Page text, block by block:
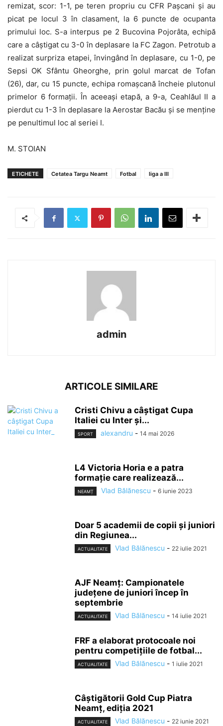
remizat, scor: 1-1, pe teren propriu cu CFR Pașcani și au
picat pe locul 3 în clasament, la 6 puncte de ocupanta
primului loc. S-a interpus pe 2 Bucovina Pojorâta, echipă
care a câștigat cu 3-0 în deplasare la FC Zagon. Petrotub a
realizat surpriza etapei, învingând în deplasare, cu 1-0, pe
Sepsi OK Sfântu Gheorghe, prin golul marcat de Tofan
(26), dar, cu 15 puncte, echipa romașcană încheie plutonul
primelor 6 formații. În aceeași etapă, a 9-a, Ceahlăul II a
pierdut cu 1-3 în deplasare la Aerostar Bacău și se menține
pe penultimul loc al seriei I.
M. STOIAN
ETICHETE Cetatea Targu Neamt Fotbal liga a III
admin
ARTICOLE SIMILARE
Cristi Chivu a câștigat Cupa
Italiei cu Inter și...
SPORT alexandru - 14 mai 2026
L4 Victoria Horia e a patra
formaţie care realizează...
NEAMȚ Vlad Bălănescu - 6 iunie 2023
Doar 5 academii de copii şi juniori
din Regiunea...
ACTUALITATE Vlad Bălănescu - 22 iulie 2021
AJF Neamţ: Campionatele
judeţene de juniori încep în
septembrie
ACTUALITATE Vlad Bălănescu - 14 iulie 2021
FRF a elaborat protocoale noi
pentru competițiile de fotbal...
ACTUALITATE Vlad Bălănescu - 1 iulie 2021
Câştigătorii Gold Cup Piatra
Neamţ, ediţia 2021
ACTUALITATE Vlad Bălănescu - 22 iunie 2021